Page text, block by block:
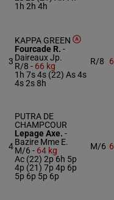
1h 2h 4h
3
KAPPA GREEN
Fourcade R. -
Daireaux Jp.
R/8 - 66 kg
1h 7s 4s (22) As 4s
4s 2s 8h
R/8
4
PUTRA DE
CHAMPCOUR
Lepage Axe. -
Bazire Mme E.
M/6 - 64 kg
Ac (22) 2p 6h 5p
4p (21) 7p 4p 6p
5p 6p 5p 6p
M/6